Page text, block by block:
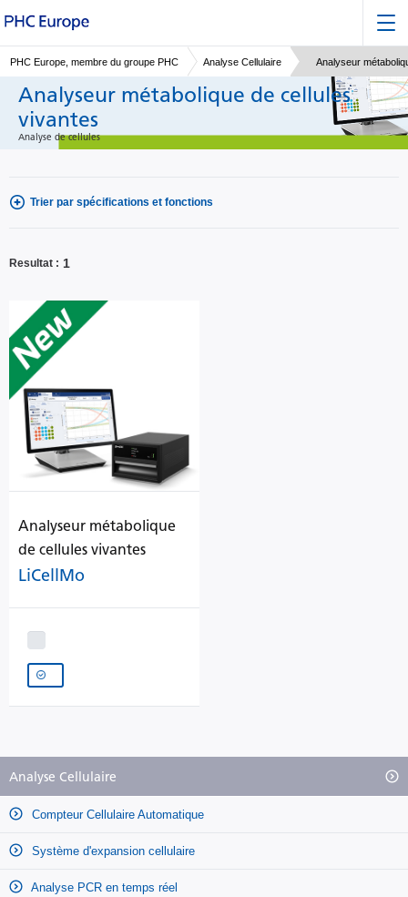
PHC Europe, membre du groupe PHC Analyse Cellulaire Analyseur
Analyseur métabolique de cellules
vivantes
Analyse de cellules
Trier par spécifications et fonctions
Resultat 1
Analyseur métabolique
de cellules vivantes
LiCellMo
Analyse Cellulaire
Compteur Cellulaire Automatique
Système d'expansion cellulaire
Analyse PCR en temps réel